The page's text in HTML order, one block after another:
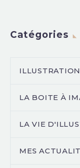
Catégories
LA BOITE À
LA VIE
MES